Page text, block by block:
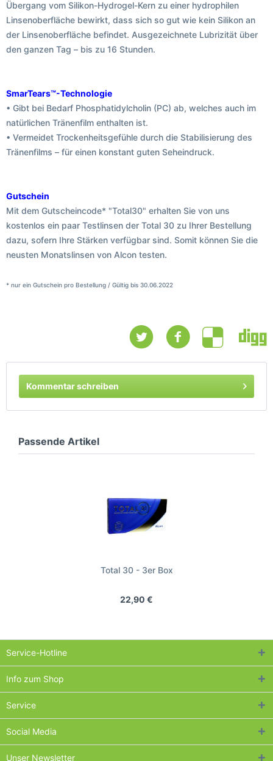
Übergang vom Silikon-Hydrogel-Kern zu einer hydrophilen
Linsenoberfläche bewirkt, dass sich so gut wie kein Silikon an
der Linsenoberfläche befindet. Ausgezeichnete Lubrizität über
den ganzen Tag – bis zu 16 Stunden.
SmarTears™-Technologie
• Gibt bei Bedarf Phosphatidylcholin (PC) ab, welches auch im
natürlichen Tränenfilm enthalten ist.
• Vermeidet Trockenheitsgefühle durch die Stabilisierung des
Tränenfilms – für einen konstant guten Seheindruck.
Gutschein
Mit dem Gutscheincode* "Total30" erhalten Sie von uns
kostenlos ein paar Testlinsen der Total 30 zu Ihrer Bestellung
dazu, sofern Ihre Stärken verfügbar sind. Somit können Sie die
neusten Monatslinsen von Alcon testen.
* nur ein Gutschein pro Bestellung / Gültig bis 30.06.2022
Kommentar schreiben
Passende Artikel
Total 30 - 3er Box
22,90 €
Service-Hotline
Info zum Shop
Service
Social Media
Unser Newsletter